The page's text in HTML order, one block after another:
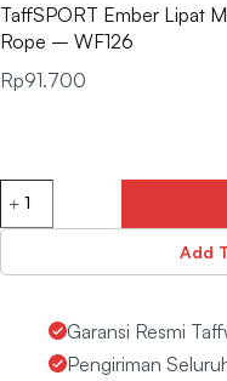
TaffSPORT Ember Lipat
Rope – WF126
Rp91.700
Add
Garansi Resmi
Pengiriman